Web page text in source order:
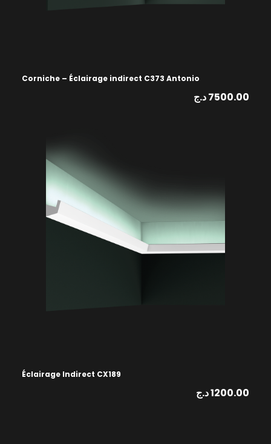
Corniche – Éclairage indirect C373 Antonio
7500.00د.ج
Éclairage Indirect CX189
1200.00د.ج